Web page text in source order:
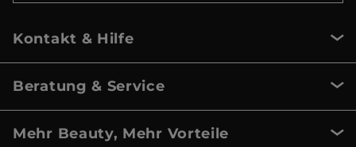
Kontakt & Hilfe
Beratung & Service
Mehr Beauty, Mehr Vorteile